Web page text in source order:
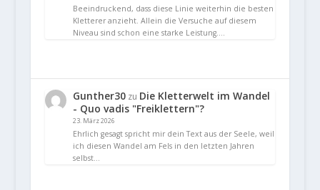
Beeindruckend, dass diese Linie weiterhin die besten
Kletterer anzieht. Allein die Versuche auf diesem
Niveau sind schon eine starke Leistung.…
Gunther30zu Die Kletterwelt im Wandel
- Quo vadis "Freiklettern"?
23. März 2026
Ehrlich gesagt spricht mir dein Text aus der Seele, weil
ich diesen Wandel am Fels in den letzten Jahren
selbst…